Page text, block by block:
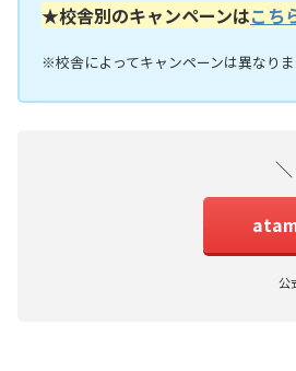
★校舎別のキャンペーンはこち
※校舎によってキャンペーンは異なり
公